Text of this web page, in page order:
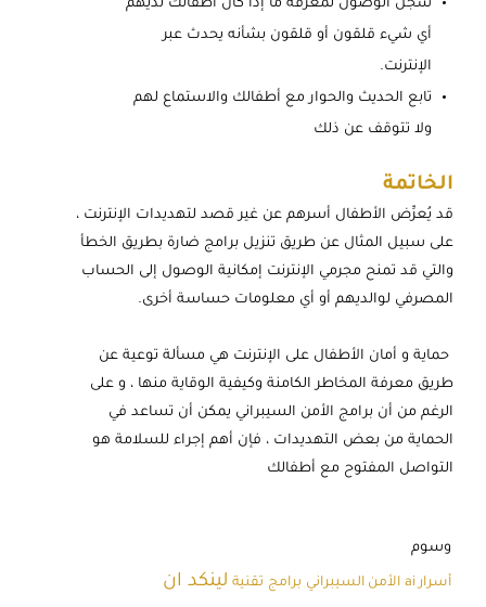
سجل الوصول لمعرفة ما إذا كان أطفالك لديهم
أي شيء قلقون أو قلقون بشأنه يحدث عبر
الإنترنت.
تابع الحديث والحوار مع أطفالك والاستماع لهم
ولا تتوقف عن ذلك
الخاتمة
قد يُعرِّض الأطفال أسرهم عن غير قصد لتهديدات الإنترنت ،
على سبيل المثال عن طريق تنزيل برامج ضارة بطريق الخطأ
والتي قد تمنح مجرمي الإنترنت إمكانية الوصول إلى الحساب
المصرفي لوالديهم أو أي معلومات حساسة أخرى.
حماية و أمان الأطفال على الإنترنت هي مسألة توعية عن
طريق معرفة المخاطر الكامنة وكيفية الوقاية منها ، و على
الرغم من أن برامج الأمن السيبراني يمكن أن تساعد في
الحماية من بعض التهديدات ، فإن أهم إجراء للسلامة هو
التواصل المفتوح مع أطفالك
وسوم
أسرار ai الأمن السيبراني برامج تقنية لينكد ان